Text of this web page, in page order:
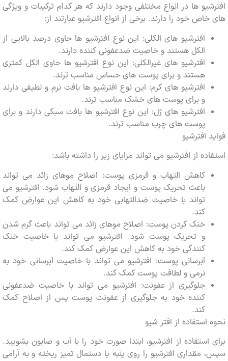
ها در انواع مختلفی وجود دارند که هر کدام ترکیبات و ویژگی
خود را دارند. برخی از انواع افترشیو عبارتند از:
افترشیو های الکلی: این نوع افترشیو ها حاوی درصد بالایی از
الکل هستند و خاصیت ضدعفونی کننده دارند.
افترشیو های غیرالکلی: این نوع افترشیو ها حاوی الکل کمتری
هستند و برای پوست های حساس مناسب ترند.
افترشیو های کرم: این نوع افترشیو ها بافت نرم و لطیفی دارند
و برای پوست های خشک مناسب ترند.
افترشیو های ژل: این نوع افترشیو ها بافت سبکی دارند و برای
پوست های چرب مناسب ترند.
افترشیو
از افترشیو می تواند مزایای زیر را داشته باشد:
کاهش التهاب و قرمزی پوست: اصلاح موهای زائد می تواند
باعث تحریک پوست و ایجاد قرمزی و التهاب شود. افترشیو می
تواند با خاصیت ضدالتهابی خود به کاهش این عوارض کمک
خنک کردن پوست: اصلاح موهای زائد می تواند باعث گرم شدن
و تحریک پوست شود. افترشیو می تواند با خاصیت خنک
کنندگی خود به کاهش این عوارض کمک کند.
آبرسانی پوست: افترشیو می تواند با خاصیت آبرسانی خود به
نرمی و لطافت پوست کمک کند.
جلوگیری از عفونت: افترشیو می تواند با خاصیت ضدعفونی
کننده خود به جلوگیری از عفونت پوست پس از اصلاح کمک
از افتر شیو
از افترشیو، ابتدا صورت خود را با آب و صابون بشویید.
افترشیو را روی پنبه یا دستمال تمیز ریخته و به آرامی